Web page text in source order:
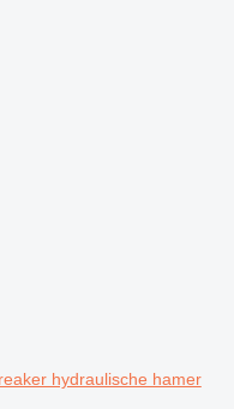
hydraulische hamer